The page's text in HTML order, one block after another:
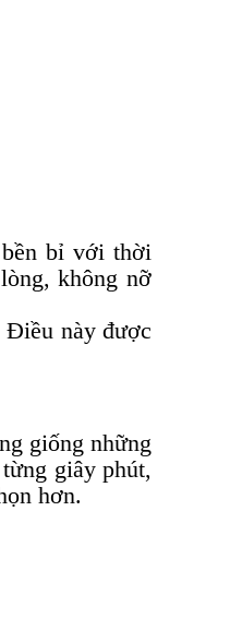
bền bỉ với thời
không nỡ
Điều này được
giống những
giây phút,
hơn.